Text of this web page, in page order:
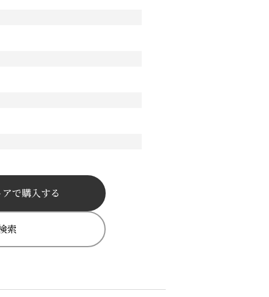
で購入する
索